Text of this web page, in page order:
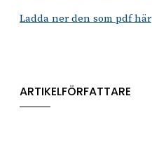
Ladda ner den som pdf här
ARTIKELFÖRFATTARE